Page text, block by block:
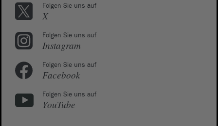
Folgen Sie uns auf
X
Folgen Sie uns auf
Instagram
Folgen Sie uns auf
Facebook
Folgen Sie uns auf
YouTube